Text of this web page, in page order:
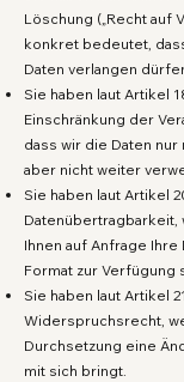
Löschung („Recht auf
konkret bedeutet,
Daten verlangen
Sie haben laut Artikel
Einschränkung der
dass wir die Daten
aber nicht weiter
Sie haben laut Artikel
Datenübertragbarkeit,
Ihnen auf Anfrage
Format zur Verfügung
Sie haben laut Artikel
Widerspruchsrecht,
Durchsetzung eine
mit sich bringt.